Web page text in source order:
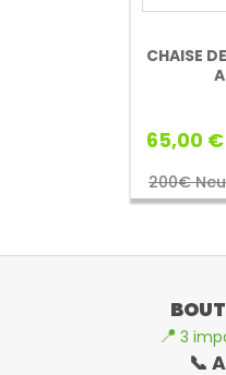
CHAISE
65,00 €
200€
📍 3
📞